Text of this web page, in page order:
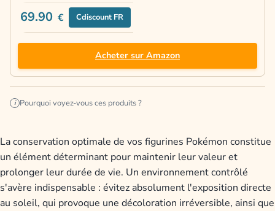
69.90 € Cdiscount FR
Acheter sur Amazon
i Pourquoi voyez-vous ces produits ?
La conservation optimale de vos figurines Pokémon constitue
un élément déterminant pour maintenir leur valeur et
prolonger leur durée de vie. Un environnement contrôlé
s'avère indispensable : évitez absolument l'exposition directe
au soleil, qui provoque une décoloration irréversible, ainsi que